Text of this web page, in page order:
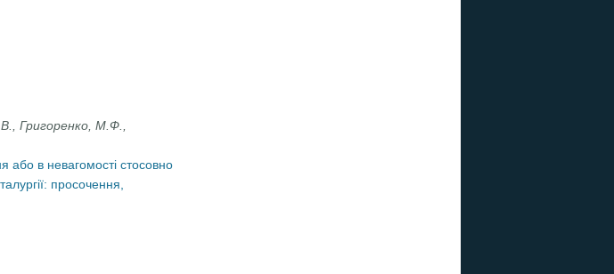
Григоренко, М.Ф.,
або в невагомості стосовно
просочення,